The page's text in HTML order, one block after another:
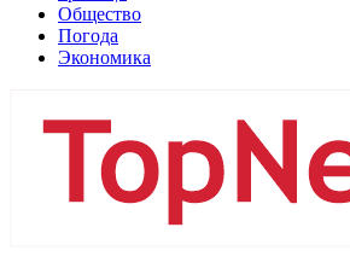
Общество
Погода
Экономика